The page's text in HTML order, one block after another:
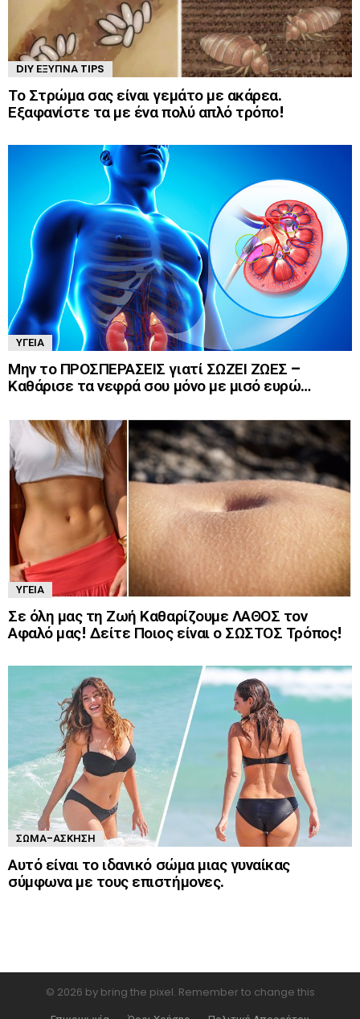
DIY ΈΞΥΠΝΑ TIPS
Το Στρώμα σας είναι γεμάτο με ακάρεα.
Εξαφανίστε τα με ένα πολύ απλό τρόπο!
ΥΓΕΊΑ
Μην το ΠΡΟΣΠΕΡΑΣΕΙΣ γιατί ΣΩΖΕΙ ΖΩΕΣ –
Καθάρισε τα νεφρά σου μόνο με μισό ευρώ…
ΥΓΕΊΑ
Σε όλη μας τη Ζωή Καθαρίζουμε ΛΑΘΟΣ τον
Αφαλό μας! Δείτε Ποιος είναι ο ΣΩΣΤΟΣ Τρόπος!
ΣΏΜΑ-ΆΣΚΗΣΗ
Αυτό είναι το ιδανικό σώμα μιας γυναίκας
σύμφωνα με τους επιστήμονες.
© 2026 by bring the pixel. Remember to change this